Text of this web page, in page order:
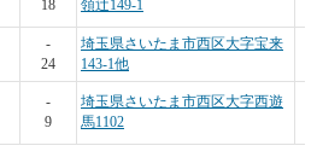
18
領辻149-1
-
24
埼玉県さいたま市西区大字宝来
143-1他
-
9
埼玉県さいたま市西区大字西遊
馬1102